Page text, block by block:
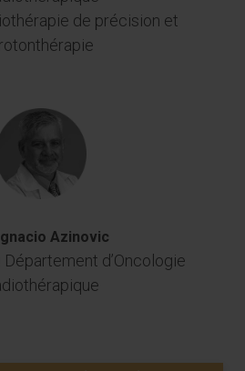
de précision et
Azinovic
d’Oncologie